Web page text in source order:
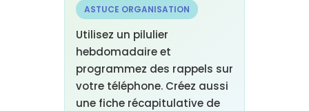
ASTUCE ORGANISATION
Utilisez un pilulier
hebdomadaire et
programmez des rappels sur
votre téléphone. Créez aussi
une fiche récapitulative de